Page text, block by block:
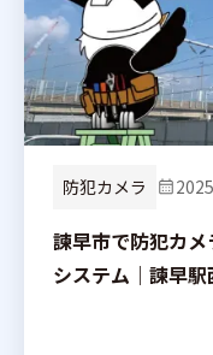
防犯カメラ
諫早市で防犯カ
システム｜諫早